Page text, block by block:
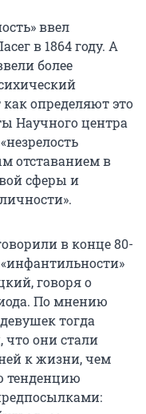
ввел
в 1864 году. А
более
определяют это
Научного центра
отставанием в
сферы и
в конце 80-
говоря о
По мнению
тогда
что они стали
к жизни, чем
тенденцию